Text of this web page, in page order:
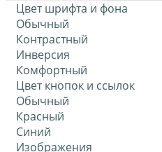
Цвет шрифта и фона
Обычный
Контрастный
Инверсия
Комфортный
Цвет кнопок и ссылок
Обычный
Красный
Синий
Изображения